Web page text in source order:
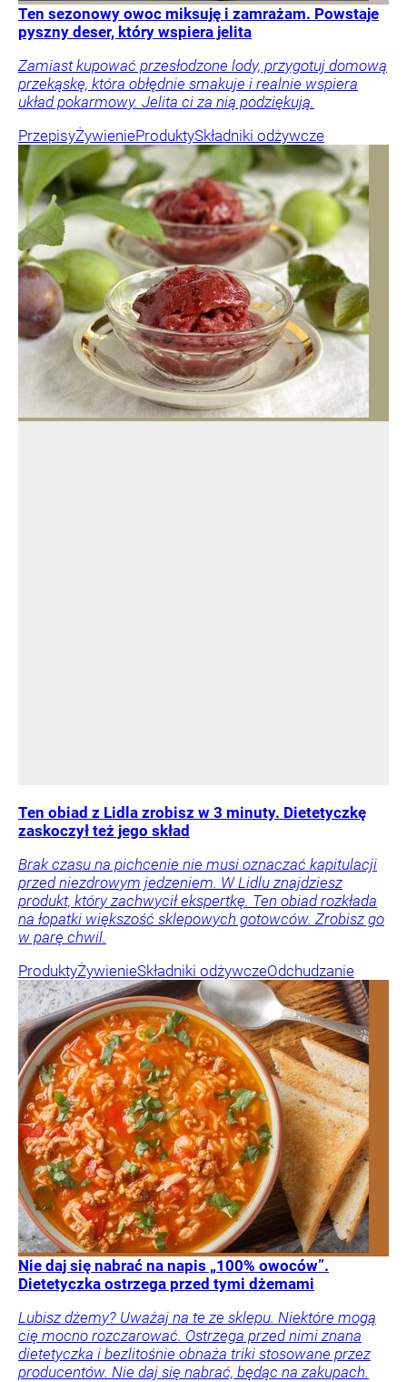
Ten sezonowy owoc miksuję i zamrażam. Powstaje
pyszny deser, który wspiera jelita
Zamiast kupować przesłodzone lody, przygotuj domową
przekąskę, która obłędnie smakuje i realnie wspiera
układ pokarmowy. Jelita ci za nią podziękują.
PrzepisyŻywienieProduktySkładniki odżywcze
Ten obiad z Lidla zrobisz w 3 minuty. Dietetyczkę
zaskoczył też jego skład
Brak czasu na pichcenie nie musi oznaczać kapitulacji
przed niezdrowym jedzeniem. W Lidlu znajdziesz
produkt, który zachwycił ekspertkę. Ten obiad rozkłada
na łopatki większość sklepowych gotowców. Zrobisz go
w parę chwil.
ProduktyŻywienieSkładniki odżywczeOdchudzanie
Nie daj się nabrać na napis „100% owoców”.
Dietetyczka ostrzega przed tymi dżemami
Lubisz dżemy? Uważaj na te ze sklepu. Niektóre mogą
cię mocno rozczarować. Ostrzega przed nimi znana
dietetyczka i bezlitośnie obnaża triki stosowane przez
producentów. Nie daj się nabrać, będąc na zakupach.